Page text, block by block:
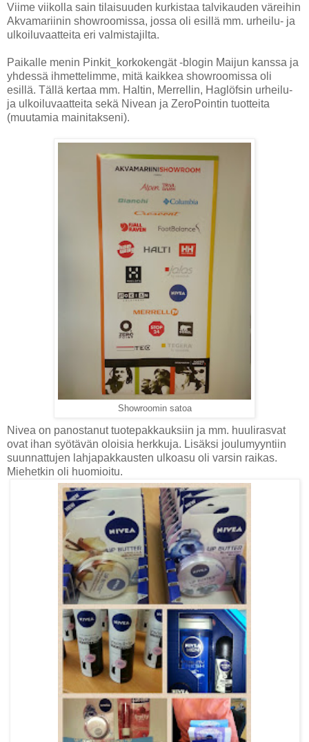
Viime viikolla sain tilaisuuden kurkistaa talvikauden väreihin
Akvamariinin showroomissa, jossa oli esillä mm. urheilu- ja
ulkoiluvaatteita eri valmistajilta.
Paikalle menin Pinkit_korkokengät -blogin Maijun kanssa ja
yhdessä ihmettelimme, mitä kaikkea showroomissa oli
esillä. Tällä kertaa mm. Haltin, Merrellin, Haglöfsin urheilu-
ja ulkoiluvaatteita sekä Nivean ja ZeroPointin tuotteita
(muutamia mainitakseni).
Showroomin satoa
Nivea on panostanut tuotepakkauksiin ja mm. huulirasvat
ovat ihan syötävän oloisia herkkuja. Lisäksi joulumyyntiin
suunnattujen lahjapakkausten ulkoasu oli varsin raikas.
Miehetkin oli huomioitu.